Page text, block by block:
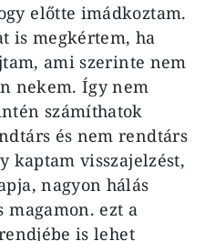
előtte imádkoztam.
is megkértem, ha
ami szerinte nem
nekem. Így nem
számíthatok
és nem rendtárs
kaptam visszajelzést,
nagyon hálás
magamon. ezt a
is lehet